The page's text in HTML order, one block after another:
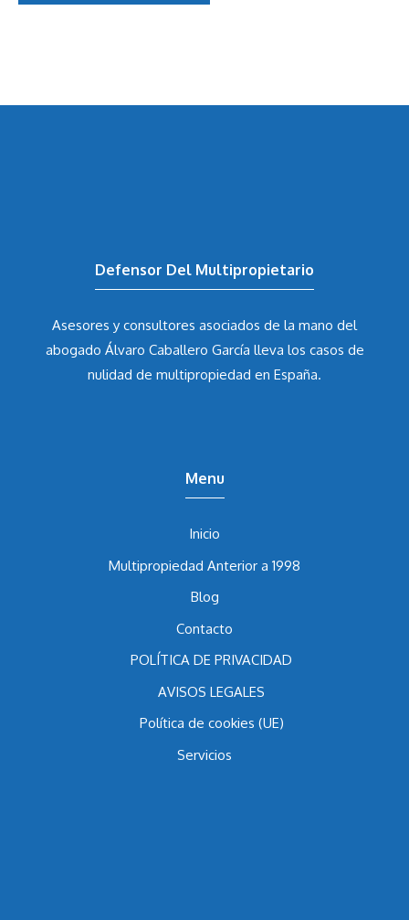
Asesores y consultores asociados de la mano del
abogado Álvaro Caballero Garcíalleva los casos de
Inicio
Multipropiedad Anterior a 1998
Blog
Contacto
POLÍTICA DE PRIVACIDAD
AVISOS LEGALES
Política de cookies (UE)